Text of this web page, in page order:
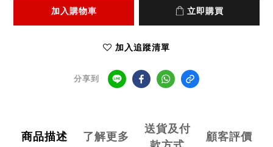
加入購物車 立即購買
加入追蹤清單
分享到
商品描述 了解更多
送貨及付
顧客評價